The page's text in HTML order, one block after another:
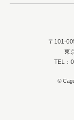
〒101-
東
TEL：
©